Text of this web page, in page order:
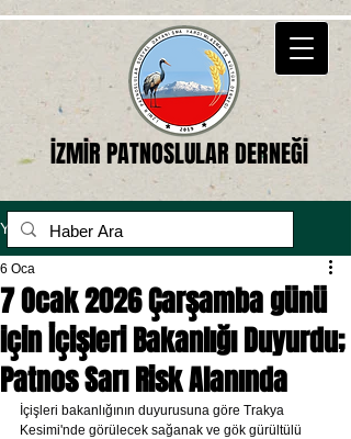
İZMİR PATNOSLULAR DERNEĞİ
Yazı
7 Ocak 2026 Çarşamba günü
için İçişleri Bakanlığı Duyurdu;
Patnos Sarı Risk Alanında
6 Oca
İçişleri bakanlığının duyurusuna göre Trakya
Kesimi'nde görülecek sağanak ve gök gürültülü